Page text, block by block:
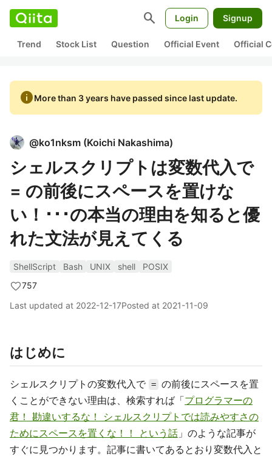
search Login Signup
Trend Stock List Question Official Event Official
infoMore than 3 years have passed since last update.
@ko1nksm (Koichi Nakashima)
シェルスクリプトは変数代入で
= の前後にスペースを置けな
い！･･･の本当の理由を知ると優
れた文法が見えてくる
ShellScript Bash UNIX shell
POSIX
757
Last updated at 2022-12-17Posted at 2021-11-09
はじめに
シェルスクリプトの変数代入で = の前後にスペースを置
くことができない理由は、検索すれば「プログラマーの
君！ 勘違いするな！ シェルスクリプトでは読みやすさの
ためにスペースを置くな！！ という話 」のような記事が
すぐに見つかります。記事に書いてあるとおり変数代入と